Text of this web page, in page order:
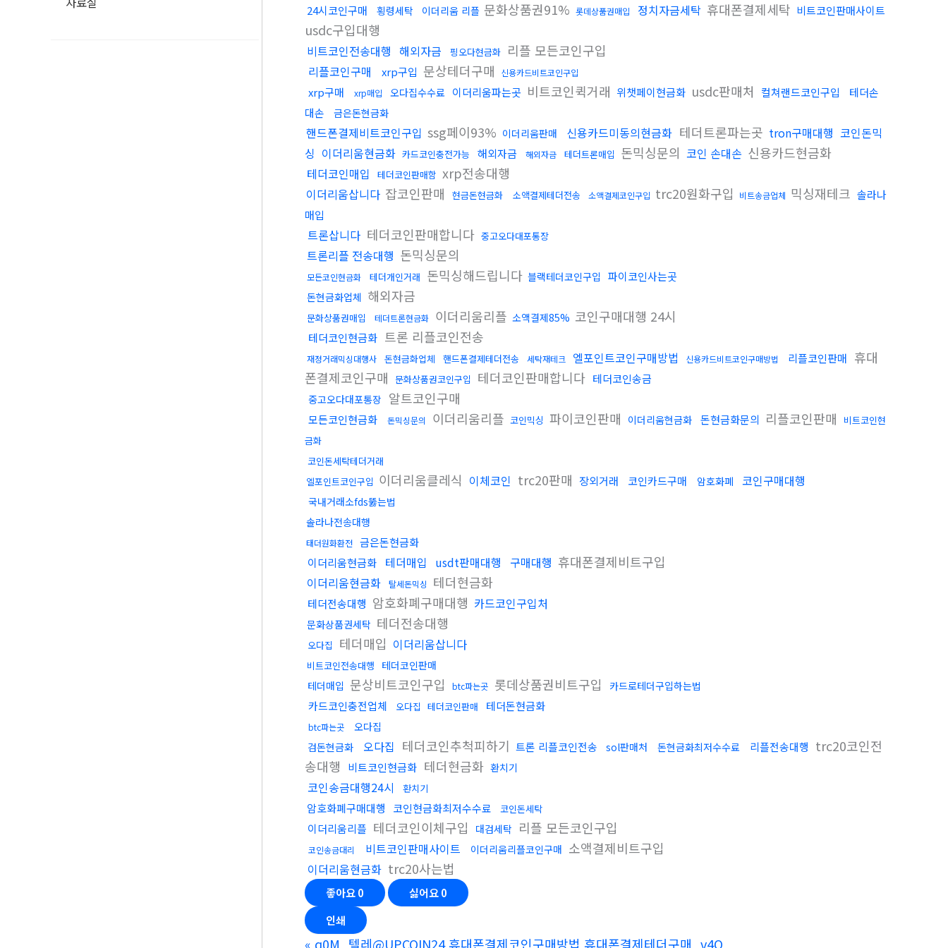
24시코인구매 횡령세탁 이더리움 리플 문화상품권91% 롯데상품권매입 정치자금세탁 휴대폰결제세탁 비트코인판매사이트
usdc구입대행
비트코인전송대행 해외자금 핑오다현금화 리플 모든코인구입
리플코인구매 xrp구입 문상테더구매 신용카드비트코인구입
xrp구매 xrp매입 오다집수수료 이더리움파는곳 비트코인퀵거래 위챗페이현금화 usdc판매처 컬쳐랜드코인구입
테더손
대손
금은돈현금화
핸드폰결제비트코인구입 ssg페이93% 이더리움판매 신용카드미동의현금화 테더트론파는곳 tron구매대행 코인돈믹
싱 이더리움현금화 카드코인충전가능 해외자금 해외자금 테더트론매입 돈믹싱문의 코인 손대손 신용카드현금화
테더코인매입 테더코인판매함 xrp전송대행
이더리움삽니다 잡코인판매 현금돈현금화 소액결제테더전송 소액결제코인구입 trc20원화구입 비트송금업체 믹싱재테크 솔라나
매입
트론삽니다 테더코인판매합니다 중고오다대포통장
트론리플 전송대행 돈믹싱문의
모든코인현금화 테더개인거래 돈믹싱해드립니다 블랙테더코인구입 파이코인사는곳
돈현금화업체 해외자금
문화상품권매입 테더트론현금화 이더리움리플 소액결제85% 코인구매대행 24시
테더코인현금화 트론 리플코인전송
재정거래믹싱대행사 돈현금화업체 핸드폰결제테더전송 세탁재테크 엘포인트코인구매방법 신용카드비트코인구매방법 리플코인판매 휴대
폰결제코인구매
문화상품권코인구입 테더코인판매합니다 테더코인송금
중고오다대포통장 알트코인구매
모든코인현금화 돈믹싱문의 이더리움리플 코인믹싱 파이코인판매 이더리움현금화 돈현금화문의 리플코인판매
비트코인현
금화
코인돈세탁테더거래
엘포인트코인구입 이더리움클레식 이체코인 trc20판매 장외거래 코인카드구매 암호화폐 코인구매대행
국내거래소fds뚫는법
솔라나전송대행
태더원화환전 금은돈현금화
이더리움현금화
테더매입 usdt판매대행 구매대행 휴대폰결제비트구입
이더리움현금화 탈세돈믹싱 테더현금화
테더전송대행 암호화폐구매대행 카드코인구입처
문화상품권세탁 테더전송대행
오다집 테더매입 이더리움삽니다
비트코인전송대행
테더코인판매
테더매입 문상비트코인구입 btc파는곳 롯데상품권비트구입 카드로테더구입하는법
카드코인충전업체 오다집 테더코인판매 테더돈현금화
btc파는곳
오다집
검돈현금화
오다집 테더코인추척피하기 트론 리플코인전송 sol판매처 돈현금화최저수수료 리플전송대행 trc20코인전
송대행
비트코인현금화 테더현금화 환치기
코인송금대행24시 환치기
암호화폐구매대행 코인현금화최저수수료 코인돈세탁
이더리움리플 테더코인이체구입 대검세탁 리플 모든코인구입
코인송금대리 비트코인판매사이트 이더리움리플코인구매 소액결제비트구입
이더리움현금화 trc20사는법
좋아요0 싫어요0
인쇄
« q0M_텔레@UPCOIN24 휴대폰결제코인구매방법 휴대폰결제테더구매_v4O